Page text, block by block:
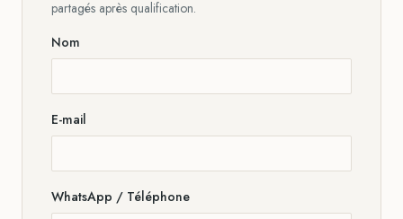
partagés après qualification.
Nom
E-mail
WhatsApp / Téléphone